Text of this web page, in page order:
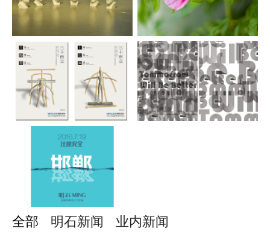
全部 明石新闻 业内新闻